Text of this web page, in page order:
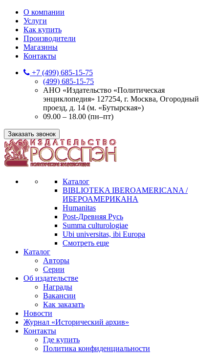
О компании
Услуги
Как купить
Производители
Магазины
Контакты
+7 (499) 685-15-75
(499) 685-15-75
АНО «Издательство «Политическая
энциклопедия» 127254, г. Москва, Огородный
проезд, д. 14 (м. «Бутырская»)
09.00 – 18.00 (пн–пт)
Заказать звонок
Каталог
BIBLIOTEKA IBEROAMERICANA /
ИБЕРОАМЕРИКАНА
Humanitas
Post-Древняя Русь
Summa culturologiae
Ubi universitas, ibi Europa
Смотреть еще
Каталог
Авторы
Серии
Об издательстве
Награды
Вакансии
Как заказать
Новости
Журнал «Исторический архив»‎
Контакты
Где купить
Политика конфиденциальности